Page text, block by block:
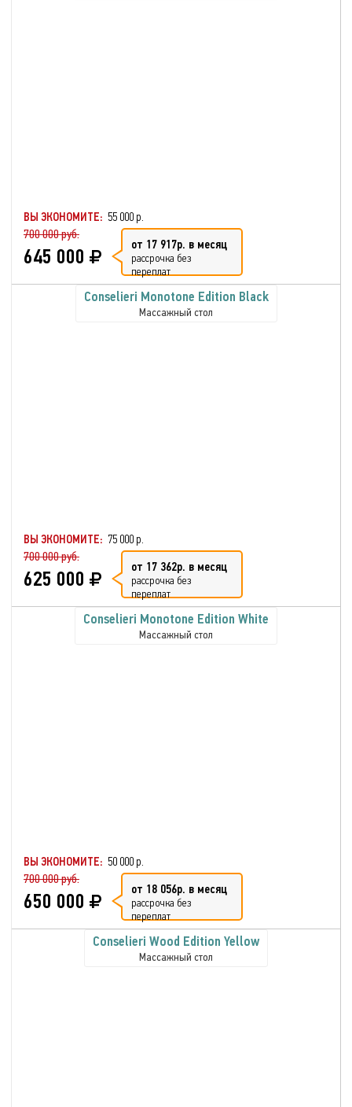
ВЫ ЭКОНОМИТЕ: 55 000 р.
700 000 руб.
645 000 от 17 917р. в месяц
рассрочка без
переплат
Conselieri Monotone Edition Black
Массажный стол
ВЫ ЭКОНОМИТЕ: 75 000 р.
700 000 руб.
625 000 от 17 362р. в месяц
рассрочка без
переплат
Conselieri Monotone Edition White
Массажный стол
ВЫ ЭКОНОМИТЕ: 50 000 р.
700 000 руб.
650 000 от 18 056р. в месяц
рассрочка без
переплат
Conselieri Wood Edition Yellow
Массажный стол